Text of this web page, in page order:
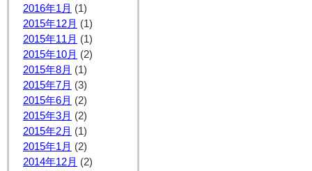
2016年1月 (1)
2015年12月 (1)
2015年11月 (1)
2015年10月 (2)
2015年8月 (1)
2015年7月 (3)
2015年6月 (2)
2015年3月 (2)
2015年2月 (1)
2015年1月 (2)
2014年12月 (2)